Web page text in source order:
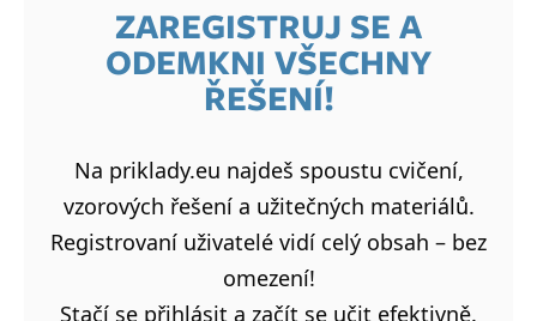
ZAREGISTRUJ SE A
ODEMKNI VŠECHNY
ŘEŠENÍ!
Na priklady.eu najdeš spoustu cvičení,
vzorových řešení a užitečných materiálů.
Registrovaní uživatelé vidí celý obsah – bez
omezení!
Stačí se přihlásit a začít se učit efektivně.